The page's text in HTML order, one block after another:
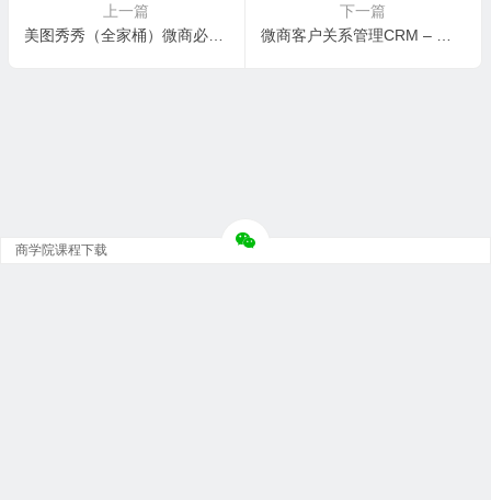
上一篇
美图秀秀（全家桶）微商必备软件
下一篇
商学院课程下载